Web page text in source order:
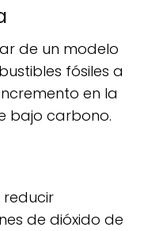
fósiles a
en la
bajo carbono.
de dióxido de